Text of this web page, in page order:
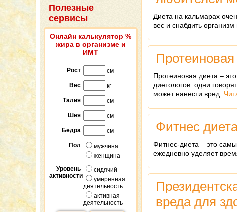
Диета на кальмарах
вес и снабдить
Протеиновая диета –
диетологов: одни
может нанести вред.
Фитнес
Фитнес-диета – это
ежедневно уделяет
вреда для
Полезные
сервисы
Онлайн калькулятор %
жира в организме и
ИМТ
Рост см
Вес кг
Талия см
Шея см
Бедра см
Пол
мужчина
женщина
Уровень
активности
сидячий
умеренная
деятельность
активная
деятельность